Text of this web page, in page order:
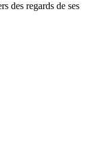
des regards de ses